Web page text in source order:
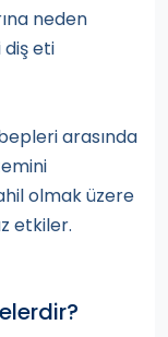
neden
diş eti
arasında
olmak üzere
etkiler.